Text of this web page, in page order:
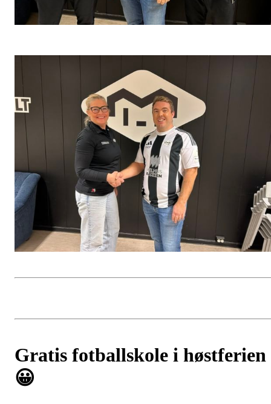
Gratis fotballskole i høstferien
😀